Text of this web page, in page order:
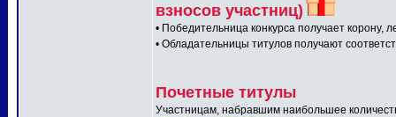
взносов участниц)
• Победительница конкурса получает корону,
• Обладательницы титулов получают
Почетные титулы
Участницам, набравшим наибольшее